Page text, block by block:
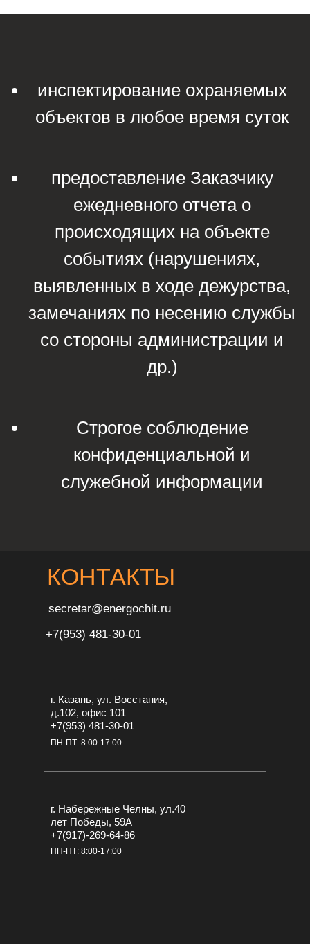
инспектирование охраняемых
объектов в любое время суток
предоставление Заказчику
ежедневного отчета о
происходящих на объекте
событиях (нарушениях,
выявленных в ходе дежурства,
замечаниях по несению службы
со стороны администрации и
др.)
Строгое соблюдение
конфиденциальной и
служебной информации
КОНТАКТЫ
secretar@energochit.ru
+7(953) 481-30-01
г. Набережные Челны, ул.40
лет Победы, 59А
+7(917)-269-64-86
г. Казань, ул. Восстания,
д.102, офис 101
+7(953) 481-30-01
ПН-ПТ: 8:00-17:00
ПН-ПТ: 8:00-17:00